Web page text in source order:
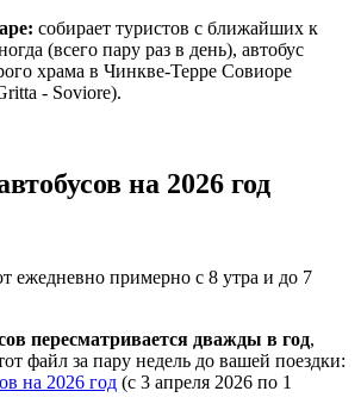
собирает туристов с ближайших к
(всего пару раз в день), автобус
храма в Чинкве-Терре Совиоре
- Soviore).
на 2026 год
ежедневно примерно с 8 утра и до 7
пересматривается дважды в год,
файл за пару недель до вашей поездки:
на 2026 год (с 3 апреля 2026 по 1